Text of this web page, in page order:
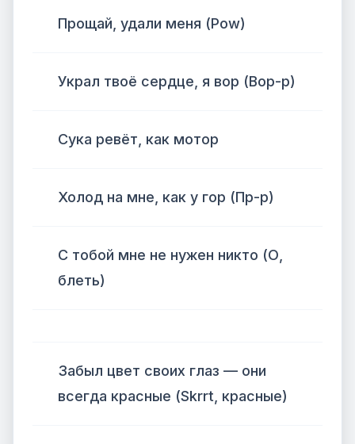
Прощай, удали меня (Pow)
Украл твоё сердце, я вор (Вор-р)
Сука ревёт, как мотор
Холод на мне, как у гор (Пр-р)
С тобой мне не нужен никто (О,
блеть)
Забыл цвет своих глаз — они
всегда красные (Skrrt, красные)